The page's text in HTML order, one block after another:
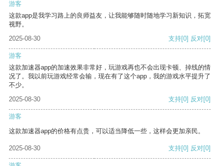
游客
这款app是我学习路上的良师益友，让我能够随时随地学习新知识，拓宽
视野。
2025-08-30
支持[0] 反对[0]
游客
这款加速器app的加速效果非常好，玩游戏再也不会出现卡顿、掉线的情
况了。我以前玩游戏经常会输，现在有了这个app，我的游戏水平提升了
不少。
2025-08-30
支持[0] 反对[0]
游客
这款加速器app的价格有点贵，可以适当降低一些，这样会更加亲民。
2025-08-30 支持[0] 反对[0]